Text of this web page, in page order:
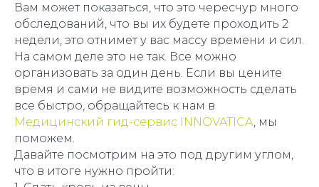
Вам может показаться, что это чересчур много
обследований, что вы их будете проходить 2
недели, это отнимет у вас массу времени и сил.
На самом деле это не так. Все можно
организовать за один день. Если вы цените
время и сами не видите возможность сделать
все быстро, обращайтесь к нам в
Медицинский гид-сервис INNOVATICA, мы
поможем.
Давайте посмотрим на это под другим углом,
что в итоге нужно пройти: